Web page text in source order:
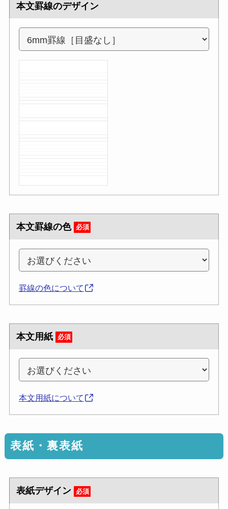
本文罫線のデザイン
本文罫線の色 必須
罫線の色について
本文用紙 必須
本文用紙について
表紙・裏表紙
表紙デザイン 必須